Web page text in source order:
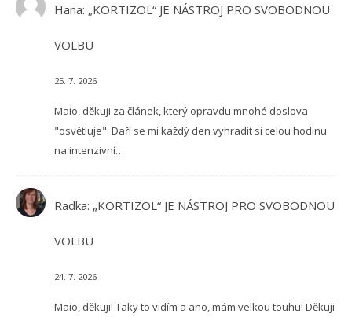
Hana: „KORTIZOL“ JE NÁSTROJ PRO SVOBODNOU
VOLBU
25. 7. 2026
Maio, děkuji za článek, který opravdu mnohé doslova
"osvětluje". Daří se mi každý den vyhradit si celou hodinu
na intenzivní…
Radka: „KORTIZOL“ JE NÁSTROJ PRO SVOBODNOU
VOLBU
24. 7. 2026
Maio, děkuji! Taky to vidím a ano, mám velkou touhu! Děkuji